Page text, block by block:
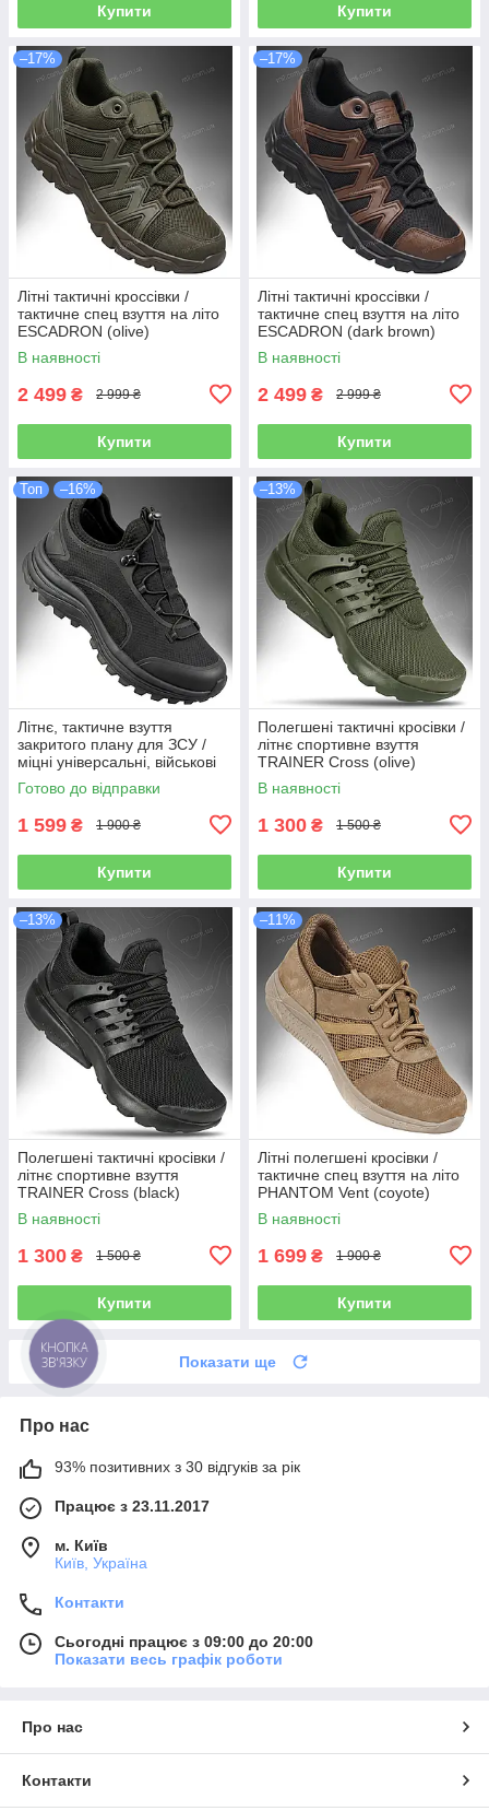
Купити Купити
–17%
Літні тактичні кроссівки /
тактичне спец взуття на літо
ESCADRON (olive)
В наявності
2 499 ₴ 2 999 ₴
Купити
–17%
Літні тактичні кроссівки /
тактичне спец взуття на літо
ESCADRON (dark brown)
В наявності
2 499 ₴ 2 999 ₴
Купити
Топ –16%
Літнє, тактичне взуття
закритого плану для ЗСУ /
міцні універсальні, військові
кросівки на літо для трекінгу
CENTCOM "TF" (black)
Готово до відправки
1 599 ₴ 1 900 ₴
Купити
–13%
Полегшені тактичні кросівки /
літнє спортивне взуття
TRAINER Cross (olive)
В наявності
1 300 ₴ 1 500 ₴
Купити
–13%
Полегшені тактичні кросівки /
літнє спортивне взуття
TRAINER Cross (black)
В наявності
1 300 ₴ 1 500 ₴
Купити
–11%
Літні полегшені кросівки /
тактичне спец взуття на літо
PHANTOM Vent (coyote)
В наявності
1 699 ₴ 1 900 ₴
Купити
Показати ще
Про нас
93% позитивних з 30 відгуків за рік
Працює з 23.11.2017
м. Київ
Київ, Україна
Контакти
Сьогодні працює з 09:00 до 20:00
Показати весь графік роботи
Про нас
Контакти
КНОПКА
ЗВ'ЯЗКУ